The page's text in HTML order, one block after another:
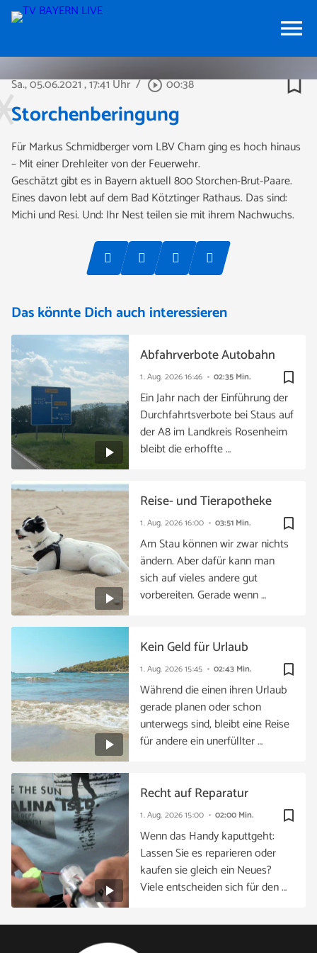
menu
Sa., 05.06.2021, 17:41 Uhr / play_circle_outline00:38 bookmark_border
Storchenberingung
Für Markus Schmidberger vom LBV Cham ging es hoch hinaus
– Mit einer Drehleiter von der Feuerwehr.
Geschätzt gibt es in Bayern aktuell 800 Storchen-Brut-Paare.
Eines davon lebt auf dem Bad Kötztinger Rathaus. Das sind:
Michi und Resi. Und: Ihr Nest teilen sie mit ihrem Nachwuchs.
Das könnte Dich auch interessieren
bookmark_border
1. Aug. 202616:46 02:35 Min.
Abfahrverbote Autobahn
Ein Jahr nach der Einführung der
Durchfahrtsverbote bei Staus auf
der A8 im Landkreis Rosenheim
bleibt die erhoffte …
bookmark_border
1. Aug. 202616:00 03:51 Min.
Reise- und Tierapotheke
Am Stau können wir zwar nichts
ändern. Aber dafür kann man
sich auf vieles andere gut
vorbereiten. Gerade wenn …
bookmark_border
1. Aug. 202615:45 02:43 Min.
Kein Geld für Urlaub
Während die einen ihren Urlaub
gerade planen oder schon
unterwegs sind, bleibt eine Reise
für andere ein unerfüllter …
bookmark_border
1. Aug. 202615:00 02:00 Min.
Recht auf Reparatur
Wenn das Handy kaputtgeht:
Lassen Sie es reparieren oder
kaufen sie gleich ein Neues?
Viele entscheiden sich für den …